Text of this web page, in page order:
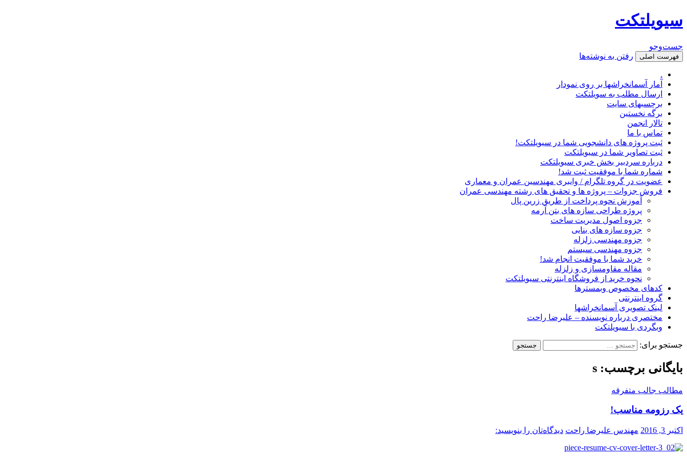
سیویلتکت
جست‌وجو
فهرست اصلی رفتن به نوشته‌ها
.
آمار آسمانخراشها بر روی نمودار
ارسال مطلب به سویلتکت
برچسبهای سایت
برگه نخستین
تالار انجمن
تماس با ما
ثبت پروژه های دانشجویی شما در سیویلتکت!
ثبت تصاویر شما در سیویلتکت
درباره سردبیر بخش خبری سیویلتکت
شماره شما با موفقیت ثبت شد!
عضویت در گروه تلگرام / وایبری مهندسین عمران و معماری
فروش جزوات – پروژه ها و تحقیق های رشته مهندسی عمران
آموزش نحوه پرداخت از طریق زرین پال
پروژه طراحی سازه های بتن آرمه
جزوه اصول مدیریت ساخت
جزوه سازه های بنایی
جزوه مهندسی زلزله
جزوه مهندسی سیستم
خرید شما با موفقیت انجام شد!
مقاله مقاومسازی و زلزله
نحوه خرید از فروشگاه اینترنتی سیویلتکت
کدهای مخصوص وبمسترها
گروه اینترنتی
لینک تصویری آسمانخراشها
مختصری درباره نویسنده – علیرضا راحت
وبگردی با سیویلتکت
جستجو برای:
بایگانی برچسب: s
مطالب جالب متفرقه
یک رزومه مناسب!
اکتبر 3, 2016 مهندس علیرضا راحت دیدگاه‌تان را بنویسید: